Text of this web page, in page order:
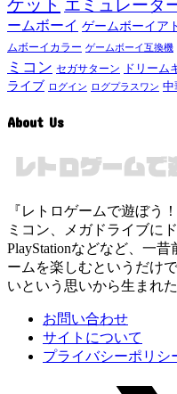
ケット エミュレータ
ームボーイ ゲームボーイア
ムボーイカラー ゲームボーイ互換機
ミコン セガサターン ドリーム
ライブ ログイン ログプラスワン 中
About Us
『レトロゲームで遊ぼう
ミコン、メガドライブに
PlayStationなどなど、一
ームを楽しむというだけ
いという思いから生まれ
お問い合わせ
サイトについて
プライバシーポリシ